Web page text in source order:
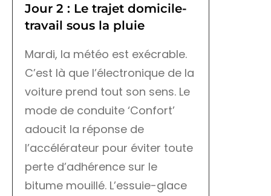
Jour 2 : Le trajet domicile-
travail sous la pluie
Mardi, la météo est exécrable.
C’est là que l’électronique de la
voiture prend tout son sens. Le
mode de conduite ‘Confort’
adoucit la réponse de
l’accélérateur pour éviter toute
perte d’adhérence sur le
bitume mouillé. L’essuie-glace